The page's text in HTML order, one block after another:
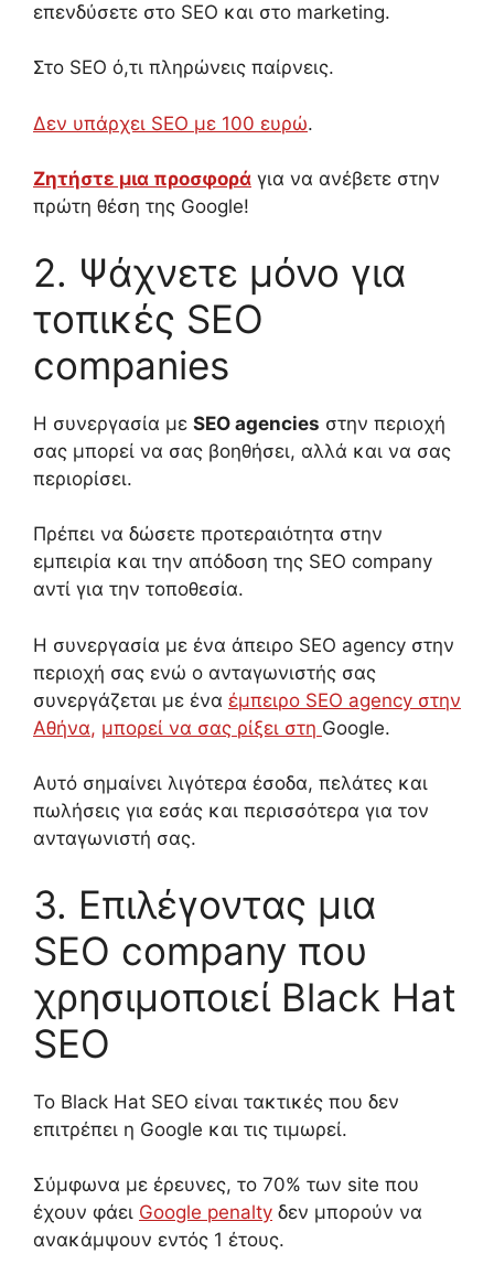
επενδύσετε στο SEO και στο marketing.
Στο SEO ό,τι πληρώνεις παίρνεις.
Δεν υπάρχει SEO με 100 ευρώ.
Ζητήστε μια προσφορά για να ανέβετε στην
πρώτη θέση της Google!
2. Ψάχνετε μόνο για
τοπικές SEO
companies
Η συνεργασία με SEO agencies στην περιοχή
σας μπορεί να σας βοηθήσει, αλλά και να σας
περιορίσει.
Πρέπει να δώσετε προτεραιότητα στην
εμπειρία και την απόδοση της SEO company
αντί για την τοποθεσία.
Η συνεργασία με ένα άπειρο SEO agency στην
περιοχή σας ενώ ο ανταγωνιστής σας
συνεργάζεται με ένα έμπειρο SEO agency στην
Αθήνα, μπορεί να σας ρίξει στη Google.
Αυτό σημαίνει λιγότερα έσοδα, πελάτες και
πωλήσεις για εσάς και περισσότερα για τον
ανταγωνιστή σας.
3. Επιλέγοντας μια
SEO company που
χρησιμοποιεί Black Hat
SEO
Το Black Hat SEO είναι τακτικές που δεν
επιτρέπει η Google και τις τιμωρεί.
Σύμφωνα με έρευνες, το 70% των site που
έχουν φάει Google penalty δεν μπορούν να
ανακάμψουν εντός 1 έτους.